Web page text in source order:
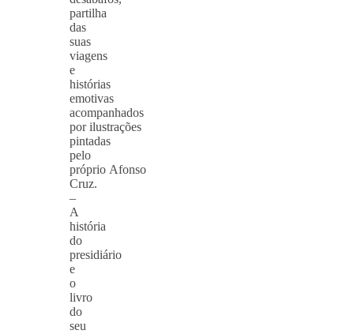
partilha
das
suas
viagens
e
histórias
emotivas
acompanhados
por ilustrações
pintadas
pelo
próprio Afonso
Cruz.
–
A
história
do
presidiário
e
o
livro
do
seu